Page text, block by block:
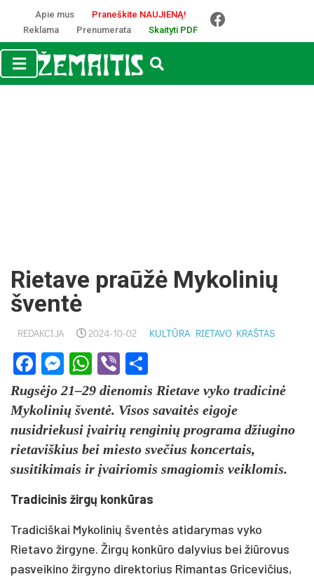
Apie mus
Praneškite NAUJIENĄ!
Reklama
Prenumerata Skaityti PDF
Rietave praūžė Mykolinių
šventė
REDAKCIJA 2024-10-02 KULTŪRA RIETAVO KRAŠTAS
Facebook
Messenger
WhatsApp
Viber
Rugsėjo 21–29 dienomis Rietave vyko tradicinė
Mykolinių šventė. Visos savaitės eigoje
nusidriekusi įvairių renginių programa džiugino
rietaviškius bei miesto svečius koncertais,
susitikimais ir įvairiomis smagiomis veiklomis.
Tradicinis žirgų konkūras
Tradiciškai Mykolinių šventės atidarymas vyko
Rietavo žirgyne. Žirgų konkūro dalyvius bei žiūrovus
pasveikino žirgyno direktorius Rimantas Gricevičius,